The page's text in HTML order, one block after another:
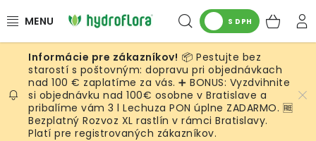
na
Hľadať
S DPH
RASTLINY
UMELÉ RASTLINY
KVETINÁČE
📦 Pestujte bez
starostí s poštovným: dopravu pri objednávkach
nad 100 € zaplatíme za vás. ➕ BONUS: Vyzdvihnite
si objednávku nad 100€ osobne v Bratislave a
pribalíme vám 3 l Lechuza PON úplne ZADARMO. 🆓
Bezplatný Rozvoz XL rastlín v rámci Bratislavy.
Platí pre registrovaných zákazníkov.